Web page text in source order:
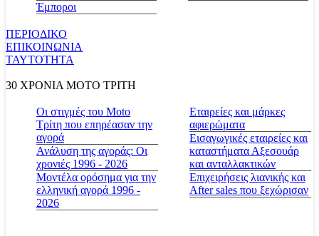
Έμποροι
ΠΕΡΙΟΔΙΚΟ
ΕΠΙΚΟΙΝΩΝΙΑ
ΤΑΥΤΟΤΗΤΑ
30 ΧΡΟΝΙΑ MOTO ΤΡΙΤΗ
Οι στιγμές του Moto
Τρίτη που επηρέασαν την
αγορά
Ανάλυση της αγοράς: Οι
χρονιές 1996 - 2026
Μοντέλα ορόσημα για την
ελληνική αγορά 1996 -
2026
Εταιρείες και μάρκες
αφιερώματα
Εισαγωγικές εταιρείες και
καταστήματα Αξεσουάρ
και ανταλλακτικών
Επιχειρήσεις λιανικής και
After sales που ξεχώρισαν